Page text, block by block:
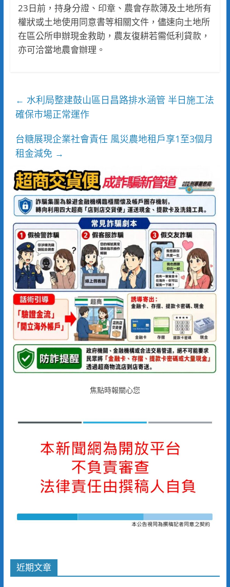
23日前，持身分證、印章、農會存款簿及土地所有
權狀或土地使用同意書等相關文件，儘速向土地所
在區公所申辦現金救助，農友復耕若需低利貸款，
亦可洽當地農會辦理。
← 水利局整建鼓山區日昌路排水涵管 半日施工法
確保市場正常運作
台糖展現企業社會責任 風災農地租戶享1至3個月
租金減免 →
焦點時報關心您
近期文章